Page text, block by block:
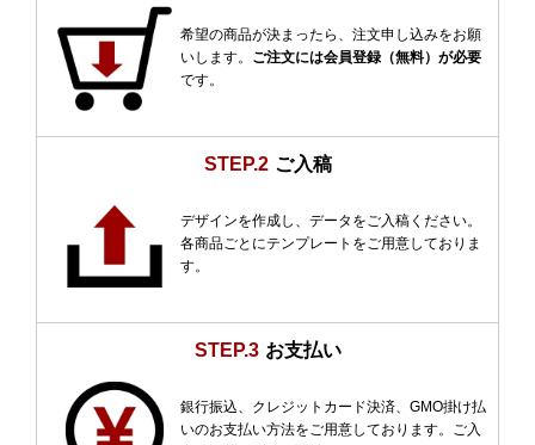
希望の商品が決まったら、注文申し込みをお願
いします。 ご注文には会員登録（無料）が必要
です。
STEP.2 ご入稿
デザインを作成し、データをご入稿ください。
各商品ごとにテンプレートをご用意しておりま
す。
STEP.3 お支払い
銀行振込、クレジットカード決済、GMO掛け払
いのお支払い方法をご用意しております。ご入